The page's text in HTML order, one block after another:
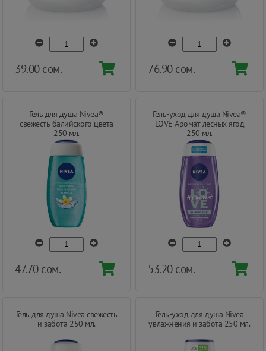
39.00 сом. 76.90 сом.
Гель для душа Nivea®
свежесть балийского цвета
250 мл.
47.70 сом.
Гель-уход для душа Nivea®
LOVE Аромат лесных ягод
250 мл.
53.20 сом.
Гель для душа Nivea свежесть
и забота 250 мл.
Гель-уход для душа Nivea
увлажнения и забота 250 мл.